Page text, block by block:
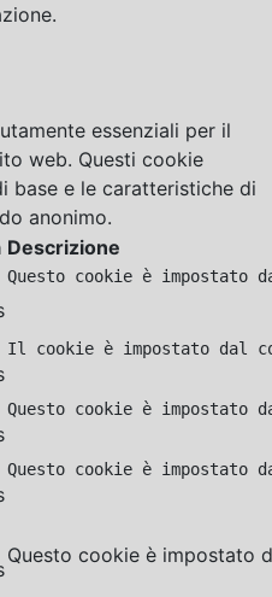
essenziali per il
web. Questi cookie
base e le caratteristiche di
anonimo.
Descrizione
Questo cookie è
Il cookie è impostato dal
Questo cookie è impostato
Questo cookie è
Questo cookie è impostato